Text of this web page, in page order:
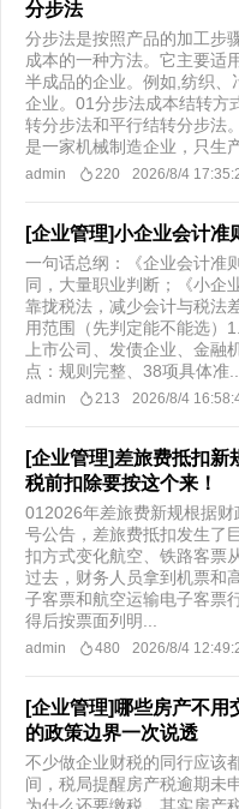
分步法
分步法是按照产品的加工步
成本的一种方法。它主要适
半成品的企业。例如,纺织
企业。01分步法成本结转方
转分步法和平行结转分步法
是一家机械制造企业，只生
admin 220 2026/8/4
[企业管理]小企业会计准
一句话总纲：《企业会计准
同，大量职业判断；《小企
靠拢税法，减少会计与税法
用范围（先判定能不能选）
上市公司、发债企业、金融
点：规则完整、38项具体准...
admin 213 2026/8/4
[企业管理]差旅费抵扣新
税前扣除要按这个来！
012026年差旅费新规根据
号公告，差旅费抵扣发生了
扣方式变化航空、铁路客票
过去，财务人员拿到机票和
子客票和航空运输电子客票
得后按票面列明...
admin 480 2026/8/4
[企业管理]哪些房产不用
的政策边界一次说透
不少做企业财税的同行应该
间，税局提醒房产税逾期未